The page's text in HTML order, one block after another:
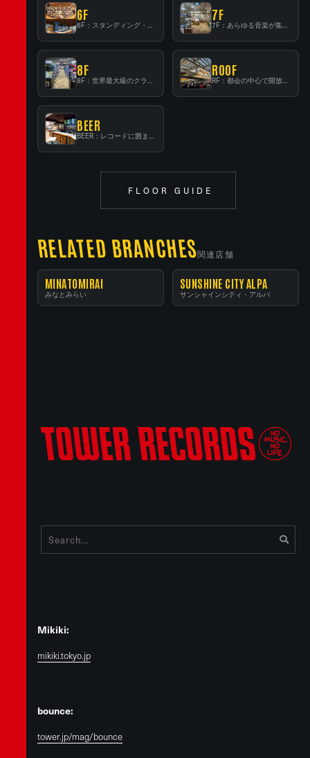
6F 7F
8F ROOF
BEER
FLOOR GUIDE
RELATED BRANCHES関連店舗
MINATOMIRAI
みなとみらい
SUNSHINE CITY ALPA
サンシャインシティ・アルパ
Mikiki:
mikiki.tokyo.jp
bounce:
tower.jp/mag/bounce